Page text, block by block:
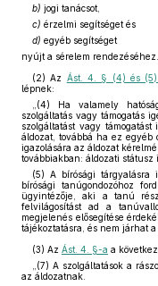
b) jogi tanácsot,
c) érzelmi segítséget és
d) egyéb segítséget
nyújt a sérelem
(2) Az Ást. 4. § (4) és (5)
lépnek:
„(4) Ha valamely
szolgáltatás vagy támogatás
szolgáltatást vagy
áldozat, továbbá ha ez egyéb
igazolására az áldozat
továbbiakban: áldozati státusz
(5) A bírósági tárgyalásra
bírósági tanúgondozóhoz
ügyintézője, aki a tanú
felvilágosítást ad a
megjelenés elősegítése
tájékoztatásra, és nem járhat
(3) Az Ást. 4. §-a a
„(7) A szolgáltatások a
az áldozatnak.